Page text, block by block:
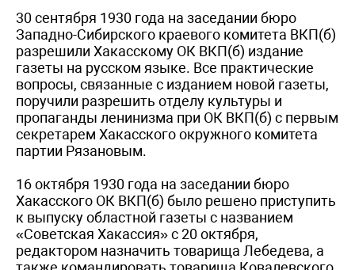
30 сентября 1930 года на заседании бюро
Западно-Сибирского краевого комитета ВКП(б)
разрешили Хакасскому ОК ВКП(б) издание
газеты на русском языке. Все практические
вопросы, связанные с изданием новой газеты,
поручили разрешить отделу культуры и
пропаганды ленинизма при ОК ВКП(б) с первым
секретарем Хакасского окружного комитета
партии Рязановым.
16 октября 1930 года на заседании бюро
Хакасского ОК ВКП(б) было решено приступить
к выпуску областной газеты с названием
«Советская Хакассия» с 20 октября,
редактором назначить товарища Лебедева, а